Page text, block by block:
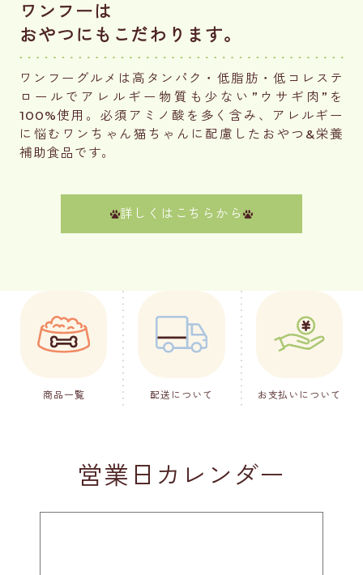
ワンフーは
おやつにもこだわります。
ワンフーグルメは高タンパク・低脂肪・低コレステ
ロールでアレルギー物質も少ない”ウサギ肉”を
100%使用。必須アミノ酸を多く含み、アレルギー
に悩むワンちゃん猫ちゃんに配慮したおやつ&栄養
補助食品です。
詳しくはこちらから
商品一覧 配送について お支払いについて
営業日カレンダー